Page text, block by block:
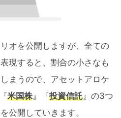
オを公開しますが、全ての
現すると、割合の小さなも
まうので、アセットアロケ
米国株 』『投資信託 』の3つ
公開していきます。